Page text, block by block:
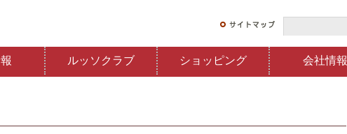
ルッソクラブ ショッピング 会社情報